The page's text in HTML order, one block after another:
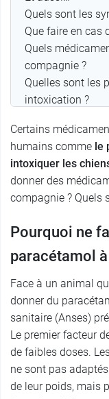
Quels sont les
Que faire en cas
Quels
compagnie ?
Quelles sont les
intoxication ?
Certains
humains comme le
intoxiquer les
donner des
compagnie ? Quels
Pourquoi ne
paracétamol
Face à un animal
donner du
sanitaire (Anses)
Le premier facteur
de faibles doses.
ne sont pas
de leur poids, mais